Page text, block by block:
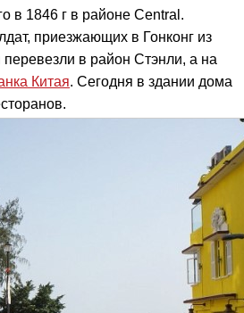
в 1846 г в районе Central.
приезжающих в Гонконг из
в район Стэнли, а на
Китая. Сегодня в здании дома